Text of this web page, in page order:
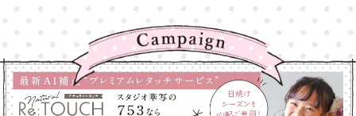
高崎店
大宮店
高崎店
大宮店